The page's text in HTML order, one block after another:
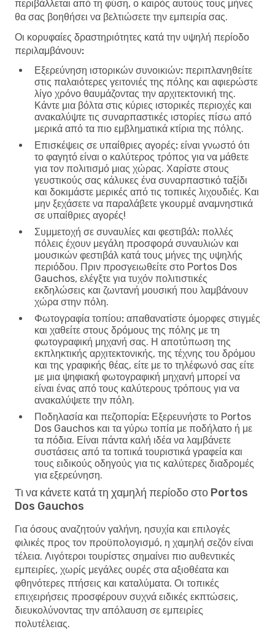
περιβάλλεται από τη φύση, ο καιρός αυτούς τους μήνες
θα σας βοηθήσει να βελτιώσετε την εμπειρία σας.
Οι κορυφαίες δραστηριότητες κατά την υψηλή περίοδο
περιλαμβάνουν:
Εξερεύνηση ιστορικών συνοικιών: περιπλανηθείτε
στις παλαιότερες γειτονιές της πόλης και αφιερώστε
λίγο χρόνο θαυμάζοντας την αρχιτεκτονική της.
Κάντε μια βόλτα στις κύριες ιστορικές περιοχές και
ανακαλύψτε τις συναρπαστικές ιστορίες πίσω από
μερικά από τα πιο εμβληματικά κτίρια της πόλης.
Επισκέψεις σε υπαίθριες αγορές: είναι γνωστό ότι
το φαγητό είναι ο καλύτερος τρόπος για να μάθετε
για τον πολιτισμό μιας χώρας. Χαρίστε στους
γευστικούς σας κάλυκες ένα συναρπαστικό ταξίδι
και δοκιμάστε μερικές από τις τοπικές λιχουδιές. Και
μην ξεχάσετε να παραλάβετε γκουρμέ αναμνηστικά
σε υπαίθριες αγορές!
Συμμετοχή σε συναυλίες και φεστιβάλ: πολλές
πόλεις έχουν μεγάλη προσφορά συναυλιών και
μουσικών φεστιβάλ κατά τους μήνες της υψηλής
περιόδου. Πριν προσγειωθείτε στο Portos Dos
Gauchos, ελέγξτε για τυχόν πολιτιστικές
εκδηλώσεις και ζωντανή μουσική που λαμβάνουν
χώρα στην πόλη.
Φωτογραφία τοπίου: απαθανατίστε όμορφες στιγμές
και χαθείτε στους δρόμους της πόλης με τη
φωτογραφική μηχανή σας. Η αποτύπωση της
εκπληκτικής αρχιτεκτονικής, της τέχνης του δρόμου
και της γραφικής θέας, είτε με το τηλέφωνό σας είτε
με μια ψηφιακή φωτογραφική μηχανή μπορεί να
είναι ένας από τους καλύτερους τρόπους για να
ανακαλύψετε την πόλη.
Ποδηλασία και πεζοπορία: Εξερευνήστε το Portos
Dos Gauchos και τα γύρω τοπία με ποδήλατο ή με
τα πόδια. Είναι πάντα καλή ιδέα να λαμβάνετε
συστάσεις από τα τοπικά τουριστικά γραφεία και
τους ειδικούς οδηγούς για τις καλύτερες διαδρομές
για εξερεύνηση.
Τι να κάνετε κατά τη χαμηλή περίοδο στο Portos
Dos Gauchos
Για όσους αναζητούν γαλήνη, ησυχία και επιλογές
φιλικές προς τον προϋπολογισμό, η χαμηλή σεζόν είναι
τέλεια. Λιγότεροι τουρίστες σημαίνει πιο αυθεντικές
εμπειρίες, χωρίς μεγάλες ουρές στα αξιοθέατα και
φθηνότερες πτήσεις και καταλύματα. Οι τοπικές
επιχειρήσεις προσφέρουν συχνά ειδικές εκπτώσεις,
διευκολύνοντας την απόλαυση σε εμπειρίες
πολυτέλειας.